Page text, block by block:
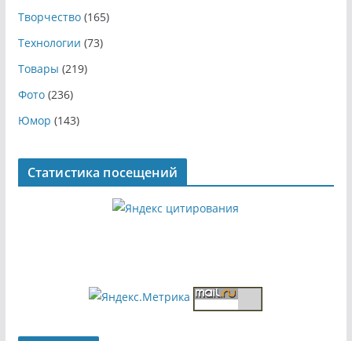
Творчество(165)
Технологии (73)
Товары (219)
Фото(236)
Юмор (143)
Статистика посещений